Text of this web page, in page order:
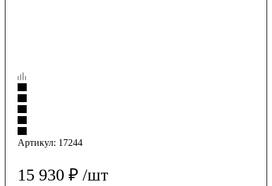
Артикул: 17244
15 930 ₽ /шт